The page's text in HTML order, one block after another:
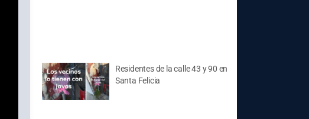
Residentes de la calle 43 y 90 en
Santa Felicia